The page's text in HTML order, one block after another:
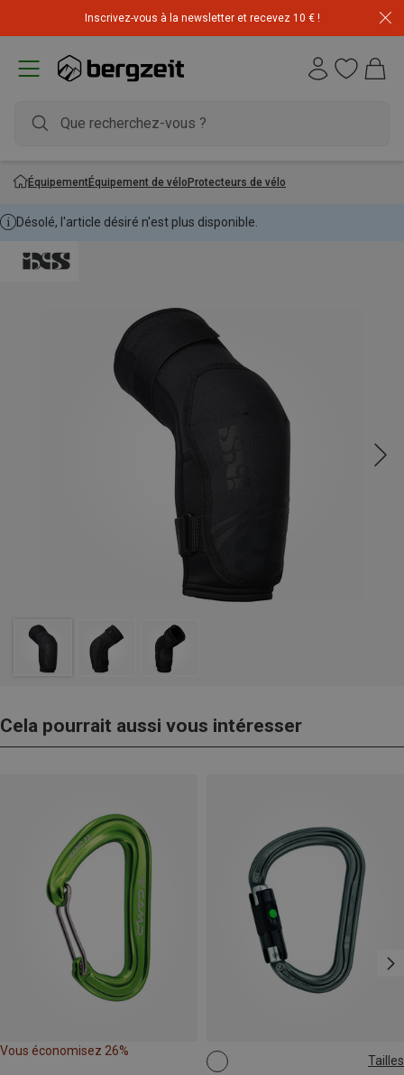
Inscrivez-vous à la newsletter et recevez 10 € !
ÉquipementÉquipement de véloProtecteurs de vélo
Désolé, l'article désiré n'est plus disponible.
Cela pourrait aussi vous intéresser
Vous économisez 26%
Tailles
BALL-LOCK